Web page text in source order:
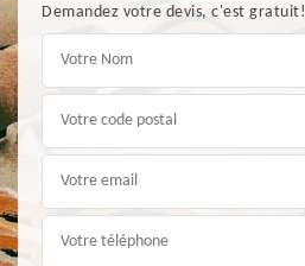
Demandez votre devis, c'est gratuit!